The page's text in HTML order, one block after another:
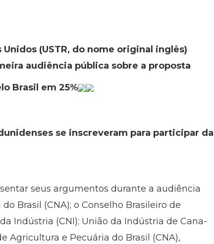
(USTR, do nome original inglês)
audiência pública sobre a proposta
Brasil em 25%
se inscreveram para participar da
seus argumentos durante a audiência
Brasil (CNA); o Conselho Brasileiro de
Indústria (CNI); União da Indústria de Cana-
Agricultura e Pecuária do Brasil (CNA),